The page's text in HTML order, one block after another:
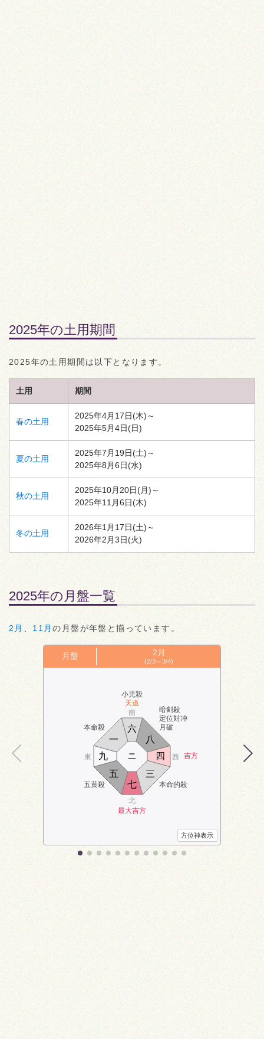
2025年の土用期間
2025年の土用期間は以下となります。
土用 期間
春の土用
2025年4月17日(木)～
2025年5月4日(日)
夏の土用
2025年7月19日(土)～
2025年8月6日(水)
秋の土用
2025年10月20日(月)～
2025年11月6日(木)
冬の土用
2026年1月17日(土)～
2026年2月3日(火)
2025年の月盤一覧
2月 11月の月盤が年盤と揃っています。
月盤 2月
(2/3～3/4)
本命殺
小児殺
天道
暗剣殺
定位対冲
月破
吉方
五黄殺
最大吉方
本命的殺
南
北
東 西
七
八
九
一
ニ
三
四
五
六
方位神表示